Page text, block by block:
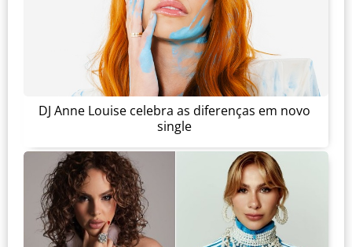
DJ Anne Louise celebra as diferenças em novo
single